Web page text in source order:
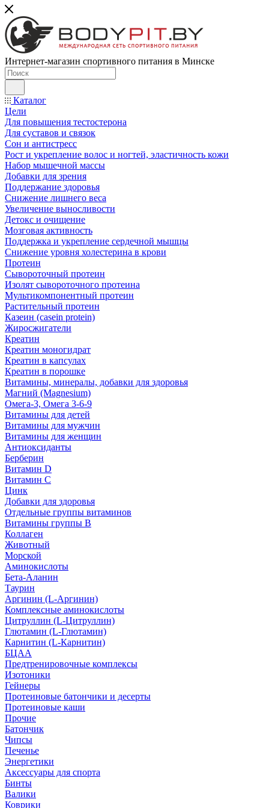
Интернет-магазин спортивного питания в Минске
Каталог
Цели
Для повышения тестостерона
Для суставов и связок
Сон и антистресс
Рост и укрепление волос и ногтей, эластичность кожи
Набор мышечной массы
Добавки для зрения
Поддержание здоровья
Снижение лишнего веса
Увеличение выносливости
Детокс и очищение
Мозговая активность
Поддержка и укрепление сердечной мышцы
Снижение уровня холестерина в крови
Протеин
Сывороточный протеин
Изолят сывороточного протеина
Мультикомпонентный протеин
Растительный протеин
Казеин (casein protein)
Жиросжигатели
Креатин
Креатин моногидрат
Креатин в капсулах
Креатин в порошке
Витамины, минералы, добавки для здоровья
Магний (Magnesium)
Омега-3, Омега 3-6-9
Витамины для детей
Витамины для мужчин
Витамины для женщин
Антиоксиданты
Берберин
Витамин D
Витамин С
Цинк
Добавки для здоровья
Отдельные группы витаминов
Витамины группы В
Коллаген
Животный
Морской
Аминокислоты
Бета-Аланин
Таурин
Аргинин (L-Аргинин)
Комплексные аминокислоты
Цитруллин (L-Цитруллин)
Глютамин (L-Глютамин)
Карнитин (L-Карнитин)
БЦАА
Предтренировочные комплексы
Изотоники
Гейнеры
Протеиновые батончики и десерты
Протеиновые каши
Прочие
Батончик
Чипсы
Печенье
Энергетики
Аксессуары для спорта
Бинты
Валики
Коврики